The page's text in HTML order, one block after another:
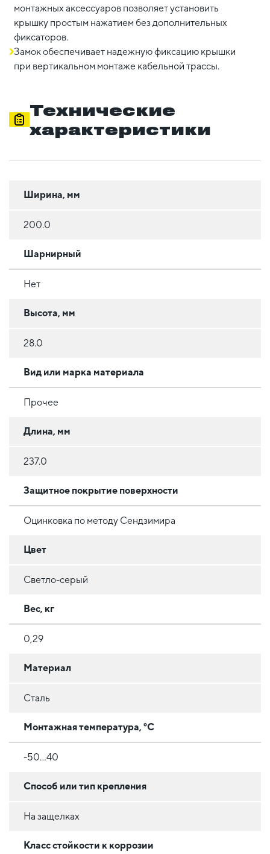
монтажных аксессуаров позволяет установить
крышку простым нажатием без дополнительных
фиксаторов.
Замок обеспечивает надежную фиксацию крышки
при вертикальном монтаже кабельной трассы.
Технические
характеристики
Ширина, мм
200.0
Шарнирный
Нет
Высота, мм
28.0
Вид или марка материала
Прочее
Длина, мм
237.0
Защитное покрытие поверхности
Оцинковка по методу Сендзимира
Цвет
Светло-серый
Вес, кг
0,29
Материал
Сталь
Монтажная температура, °C
-50...40
Способ или тип крепления
На защелках
Класс стойкости к коррозии